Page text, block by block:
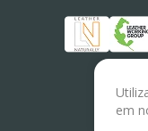
em